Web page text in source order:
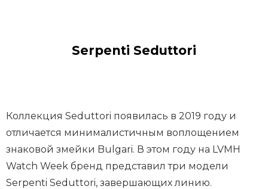
Serpenti Seduttori
Коллекция Seduttori появилась в 2019 году и
отличается минималистичным воплощением
знаковой змейки Bulgari. В этом году на LVMH
Watch Week бренд представил три модели
Serpenti Seduttori, завершающих линию.